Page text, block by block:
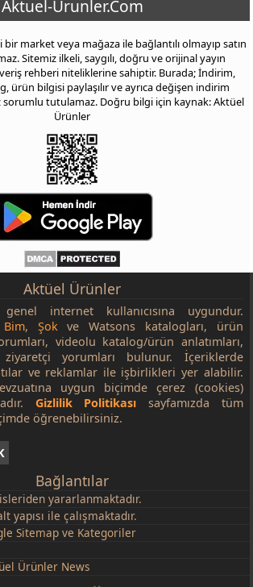
Aktuel-Urunler.Com
market veya mağaza ile bağlantılı olmayıp satın
Sitemiz ilkeli, saygılı, doğru ve orijinal yayın
rehberi niteliklerine sahiptir. Burada; İndirim,
ürün bilgisi paylaşılır ve ayrıca değişen indirim
tutulamaz. Doğru bilgi için kaynak: Aktüel
Ürünler
Aktüel Ürünler
internet kullanıcısına uygundur.
Bim, Şokve Watsons katalogları, ürün
videolu katalog/ürün anlatımları,
yorumları bulunur. İçeriklerde
ve reklamlar ile işbirlikleri yer alabilir.
uygun biçimde çerez (cookies)
Gizlilik Politikası sayfamızda tüm
öğrenebilirsiniz.
Bağlantılar
yararlanmaktadır.
yapısı ile çalışmaktadır.
Sitemap ve Kategoriler
Ürünler News